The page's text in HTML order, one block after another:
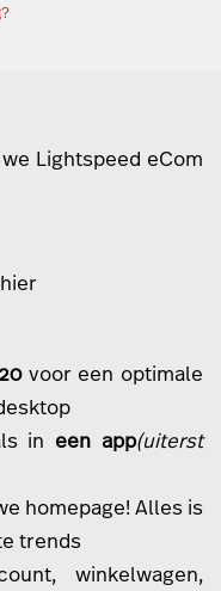
Lightspeed eCom
hier
voor een optimale
in een app(uiterst
homepage! Alles is
trends
winkelwagen,